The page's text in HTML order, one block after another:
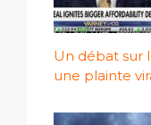
Un débat sur
une plainte